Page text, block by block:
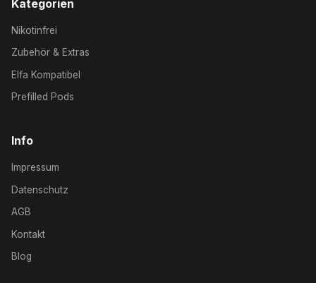
Kategorien
Nikotinfrei
Zubehör & Extras
Elfa Kompatibel
Prefilled Pods
Info
Impressum
Datenschutz
AGB
Kontakt
Blog